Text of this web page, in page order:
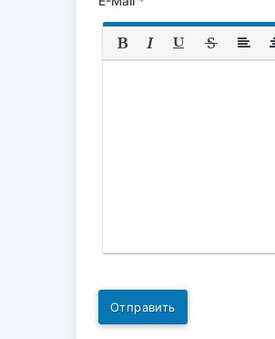
Отправить